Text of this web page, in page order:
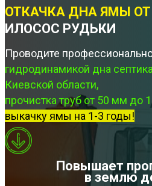
ОТКАЧКА ДНА ЯМЫ
ИЛОСОС РУДЬКИ
Проводите
гидродинамикой дна
Киевской области,
прочистка труб от 50 мм до
выкачку ямы на 1-3 годы!
Повышает
в землю